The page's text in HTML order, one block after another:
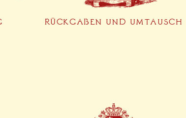
RÜCKGABEN UND UMTAUSCH